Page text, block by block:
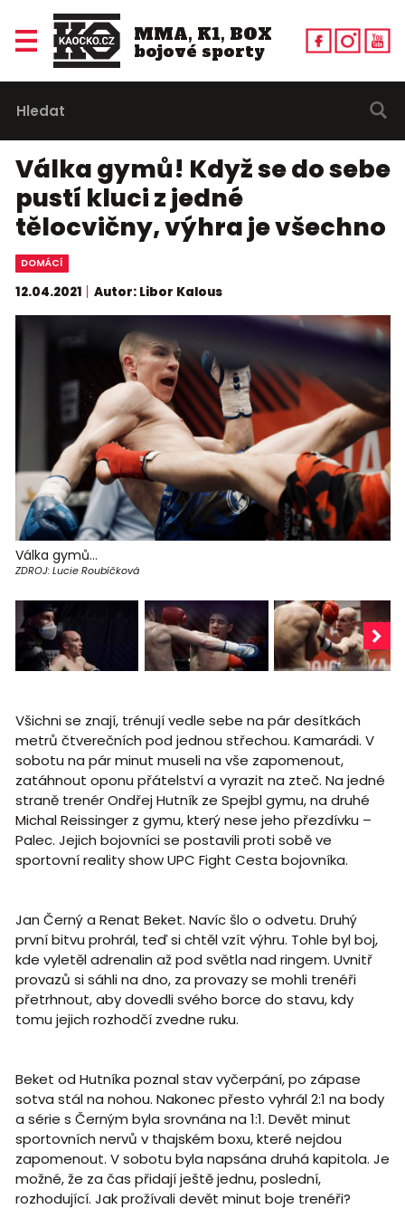
MMA, K1, BOX
bojové sporty
Válka gymů! Když se do sebe
pustí kluci z jedné
tělocvičny, výhra je všechno
DOMÁCÍ
12.04.2021 Autor: Libor Kalous
Válka gymů...
ZDROJ: Lucie Roubíčková
Všichni se znají, trénují vedle sebe na pár desítkách
metrů čtverečních pod jednou střechou. Kamarádi. V
sobotu na pár minut museli na vše zapomenout,
zatáhnout oponu přátelství a vyrazit na zteč. Na jedné
straně trenér Ondřej Hutník ze Spejbl gymu, na druhé
Michal Reissinger z gymu, který nese jeho přezdívku –
Palec. Jejich bojovníci se postavili proti sobě ve
sportovní reality show UPC Fight Cesta bojovníka.
Jan Černý a Renat Beket. Navíc šlo o odvetu. Druhý
první bitvu prohrál, teď si chtěl vzít výhru. Tohle byl boj,
kde vyletěl adrenalin až pod světla nad ringem. Uvnitř
provazů si sáhli na dno, za provazy se mohli trenéři
přetrhnout, aby dovedli svého borce do stavu, kdy
tomu jejich rozhodčí zvedne ruku.
Beket od Hutníka poznal stav vyčerpání, po zápase
sotva stál na nohou. Nakonec přesto vyhrál 2:1 na body
a série s Černým byla srovnána na 1:1. Devět minut
sportovních nervů v thajském boxu, které nejdou
zapomenout. V sobotu byla napsána druhá kapitola. Je
možné, že za čas přidají ještě jednu, poslední,
rozhodující. Jak prožívali devět minut boje trenéři?